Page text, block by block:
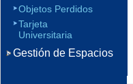
Objetos Perdidos
Tarjeta
Universitaria
Gestión de Espacios